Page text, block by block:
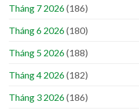
Tháng 7 2026(186)
Tháng 6 2026(180)
Tháng 5 2026(188)
Tháng 4 2026(182)
Tháng 3 2026(186)